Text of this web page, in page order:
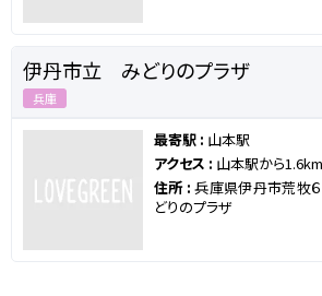
伊丹市立 みどりのプラザ
兵庫
最寄駅 : 山本駅
アクセス : 山本駅から1.6km
住所 :兵庫県伊丹市荒牧
どりのプラザ